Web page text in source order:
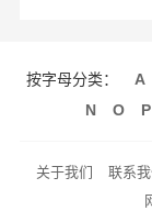
按字母分类： A
N
O P
关于我们 联系我